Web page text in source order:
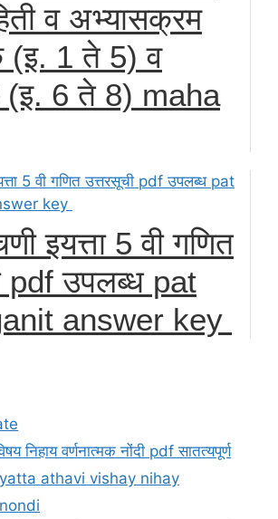
व अभ्यासक्रम
(इ. 1 ते 5) व
(इ. 6 ते 8) maha
इयत्ता 5 वी गणित
pdf उपलब्ध pat
answer key
निहाय वर्णनात्मक नोंदी pdf सातत्यपूर्ण
iyatta athavi vishay nihay